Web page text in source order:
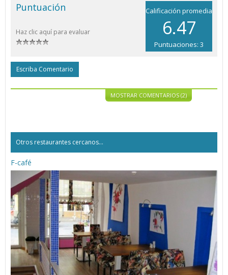
Calificación promedia
6.47
Puntuaciones: 3
Puntuación
Haz clic aquí para evaluar
Escriba Comentario
MOSTRAR COMENTARIOS (2)
Otros restaurantes cercanos...
F-café